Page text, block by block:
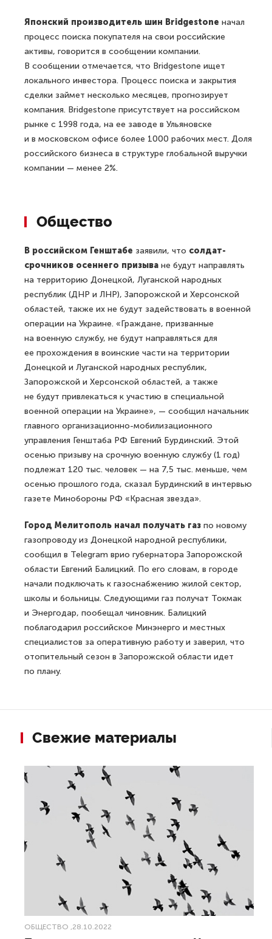
Японский производитель шин Bridgestone начал
процесс поиска покупателя на свои российские
активы, говорится в сообщении компании.
В сообщении отмечается, что Bridgestone ищет
локального инвестора. Процесс поиска и закрытия
сделки займет несколько месяцев, прогнозирует
компания. Bridgestone присутствует на российском
рынке с 1998 года, на ее заводе в Ульяновске
и в московском офисе более 1000 рабочих мест. Доля
российского бизнеса в структуре глобальной выручки
компании — менее 2%.
Общество
В российском Генштабе заявили, что солдат-
срочников осеннего призыва не будут направлять
на территорию Донецкой, Луганской народных
республик (ДНР и ЛНР), Запорожской и Херсонской
областей, также их не будут задействовать в военной
операции на Украине. «Граждане, призванные
на военную службу, не будут направляться для
ее прохождения в воинские части на территории
Донецкой и Луганской народных республик,
Запорожской и Херсонской областей, а также
не будут привлекаться к участию в специальной
военной операции на Украине», — сообщил начальник
главного организационно-мобилизационного
управления Генштаба РФ Евгений Бурдинский. Этой
осенью призыву на срочную военную службу (1 год)
подлежат 120 тыс. человек — на 7,5 тыс. меньше, чем
осенью прошлого года, сказал Бурдинский в интервью
газете Минобороны РФ «Красная звезда».
Город Мелитополь начал получать газ по новому
газопроводу из Донецкой народной республики,
сообщил в Telegram врио губернатора Запорожской
области Евгений Балицкий. По его словам, в городе
начали подключать к газоснабжению жилой сектор,
школы и больницы. Следующими газ получат Токмак
и Энергодар, пообещал чиновник. Балицкий
поблагодарил российское Минэнерго и местных
специалистов за оперативную работу и заверил, что
отопительный сезон в Запорожской области идет
по плану.
Свежие материалы
ОБЩЕСТВО ,28.10.2022